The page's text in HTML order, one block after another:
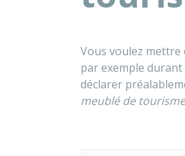
Vous voulez mettre
par exemple durant
déclarer
meublé de tourisme